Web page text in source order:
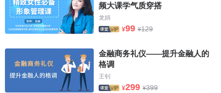
而略有差别。通常会见要简单些。
（一）会见座位的安排。
会见的座位安排有多种形式，有分宾主各坐一方的，有
宾主穿插坐在一起的。但通常的安排是这样的：主宾、主人
席安排在面对正门位置，客人座位在主人右侧，其他客人按
礼宾顺序在主宾一侧就座，主方陪见人在主人一侧按身份高
频大课学气质穿搭
龙娟
¥99 ¥129
金融商务礼仪——提升金融人的
格调
王钊
¥299 ¥399